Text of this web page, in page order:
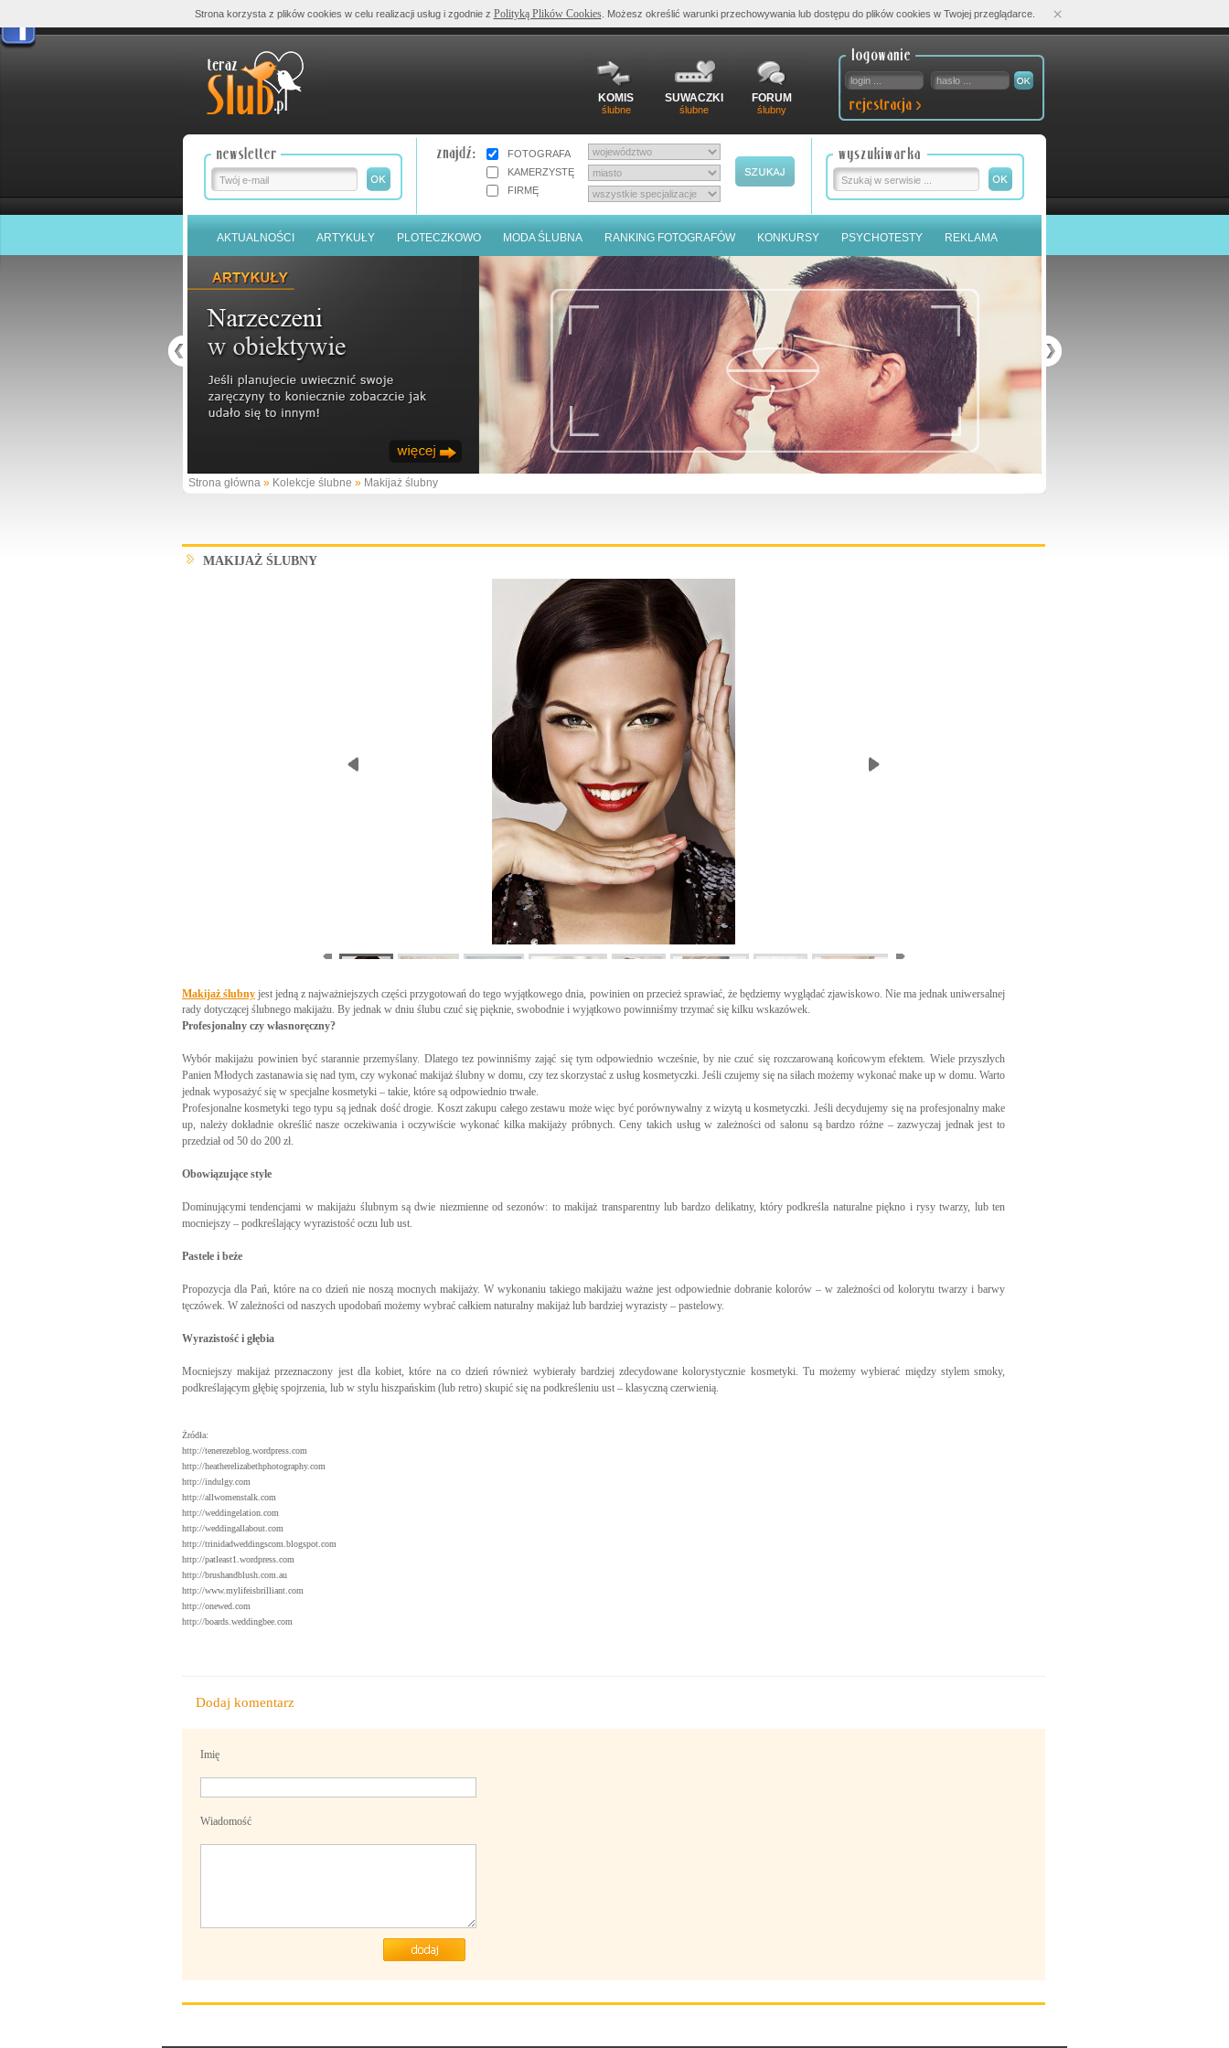
KOMIS
ślubne
SUWACZKI
ślubne
FORUM
ślubny
FOTOGRAFA
KAMERZYSTĘ
FIRMĘ
AKTUALNOŚCI ARTYKUŁY PLOTECZKOWO MODA ŚLUBNA RANKING FOTOGRAFÓW KONKURSY PSYCHOTESTY REKLAMA
Strona główna » Kolekcje ślubne » Makijaż ślubny
MAKIJAŻ ŚLUBNY
Makijaż ślubny jest jedną z najważniejszych części przygotowań do tego wyjątkowego dnia, powinien on przecież sprawiać, że będziemy wyglądać zjawiskowo. Nie ma jednak uniwersalnej
rady dotyczącej ślubnego makijażu. By jednak w dniu ślubu czuć się pięknie, swobodnie i wyjątkowo powinniśmy trzymać się kilku wskazówek.
Profesjonalny czy własnoręczny?
Wybór makijażu powinien być starannie przemyślany. Dlatego tez powinniśmy zająć się tym odpowiednio wcześnie, by nie czuć się rozczarowaną końcowym efektem. Wiele przyszłych
Panien Młodych zastanawia się nad tym, czy wykonać makijaż ślubny w domu, czy tez skorzystać z usług kosmetyczki. Jeśli czujemy się na siłach możemy wykonać make up w domu. Warto
jednak wyposażyć się w specjalne kosmetyki – takie, które są odpowiednio trwałe.
Profesjonalne kosmetyki tego typu są jednak dość drogie. Koszt zakupu całego zestawu może więc być porównywalny z wizytą u kosmetyczki. Jeśli decydujemy się na profesjonalny make
up, należy dokładnie określić nasze oczekiwania i oczywiście wykonać kilka makijaży próbnych. Ceny takich usług w zależności od salonu są bardzo różne – zazwyczaj jednak jest to
przedział od 50 do 200 zł.
Obowiązujące style
Dominującymi tendencjami w makijażu ślubnym są dwie niezmienne od sezonów: to makijaż transparentny lub bardzo delikatny, który podkreśla naturalne piękno i rysy twarzy, lub ten
mocniejszy – podkreślający wyrazistość oczu lub ust.
Pastele i beże
Propozycja dla Pań, które na co dzień nie noszą mocnych makijaży. W wykonaniu takiego makijażu ważne jest odpowiednie dobranie kolorów – w zależności od kolorytu twarzy i barwy
tęczówek. W zależności od naszych upodobań możemy wybrać całkiem naturalny makijaż lub bardziej wyrazisty – pastelowy.
Wyrazistość i głębia
Mocniejszy makijaż przeznaczony jest dla kobiet, które na co dzień również wybierały bardziej zdecydowane kolorystycznie kosmetyki. Tu możemy wybierać między stylem smoky,
podkreślającym głębię spojrzenia, lub w stylu hiszpańskim (lub retro) skupić się na podkreśleniu ust – klasyczną czerwienią.
Żródła:
http://tenerezeblog.wordpress.com
http://heatherelizabethphotography.com
http://indulgy.com
http://allwomenstalk.com
http://weddingelation.com
http://weddingallabout.com
http://trinidadweddingscom.blogspot.com
http://patleast1.wordpress.com
http://brushandblush.com.au
http://www.mylifeisbrilliant.com
http://onewed.com
http://boards.weddingbee.com
Dodaj komentarz
Imię
Wiadomość
Strona korzysta z plików cookies w celu realizacji usług i zgodnie z Polityką Plików Cookies. Możesz określić warunki przechowywania lub dostępu do plików cookies w Twojej przeglądarce. ×